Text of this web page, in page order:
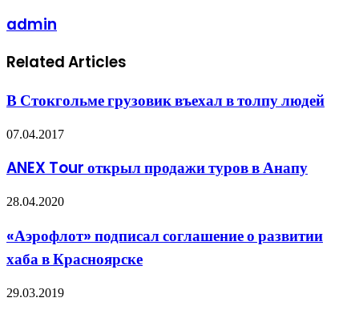
admin
Related Articles
В Стокгольме грузовик въехал в толпу людей
07.04.2017
ANEX Tour открыл продажи туров в Анапу
28.04.2020
«Аэрофлот» подписал соглашение о развитии
хаба в Красноярске
29.03.2019